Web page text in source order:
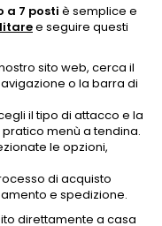
a 7 posti è semplice e
e seguire questi
sito web, cerca il
o la barra di
il tipo di attacco e la
menù a tendina.
le opzioni,
di acquisto
e spedizione.
direttamente a casa